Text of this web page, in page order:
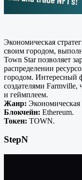
Экономическая
своим городом,
Town Star позволяет
распределении
городом. Интересный
создателями Farmville,
и геймплеем.
Жанр: Экономическая
Блокчейн: Ethereum.
Токен: TOWN.
StepN